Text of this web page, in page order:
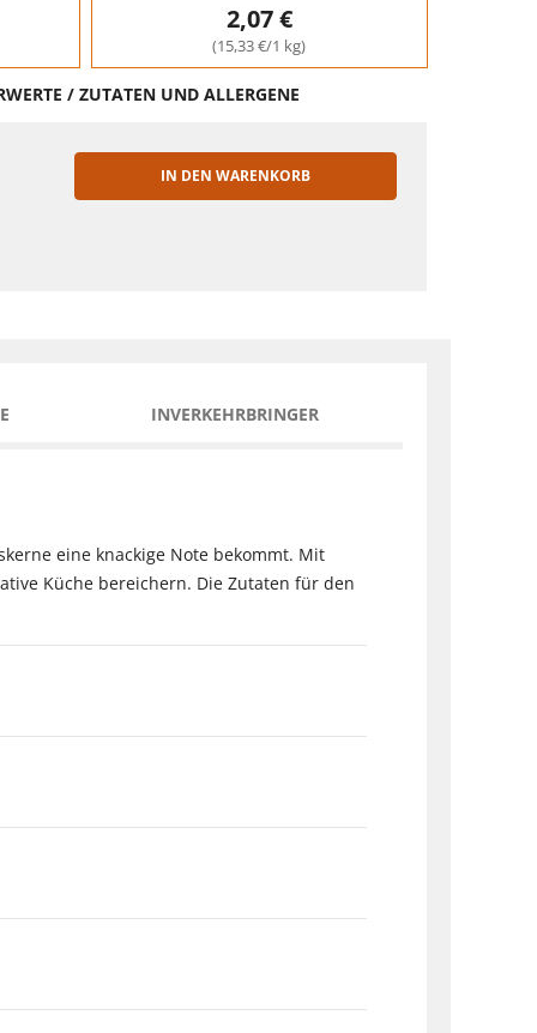
2,07 €
(15,33 €/1 kg)
/ ZUTATEN UND ALLERGENE
IN DEN WARENKORB
INVERKEHRBRINGER
eine knackige Note bekommt. Mit
Küche bereichern. Die Zutaten für den